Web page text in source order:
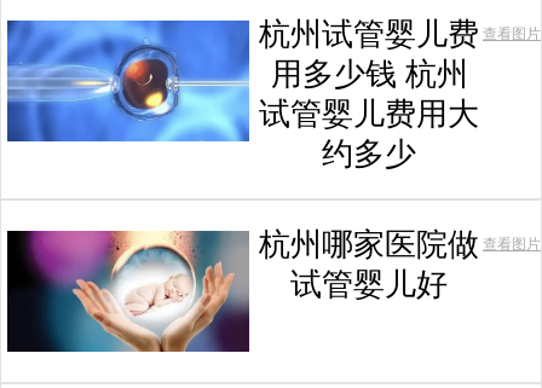
杭州试管婴儿费
用多少钱 杭州
试管婴儿费用大
约多少
查看图片
杭州哪家医院做
试管婴儿好
查看图片